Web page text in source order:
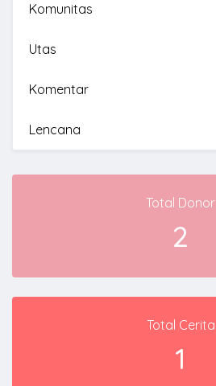
Komunitas
Utas
Komentar
Lencana
Total Donor
2
Total Cerita
1